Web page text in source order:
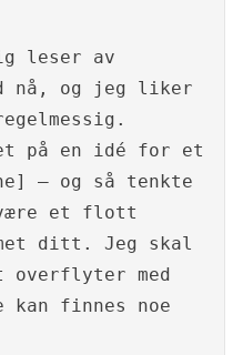
leser av
nå, og jeg liker
på en idé for et
– og så tenkte
et flott
ditt. Jeg skal
overflyter med
kan finnes noe